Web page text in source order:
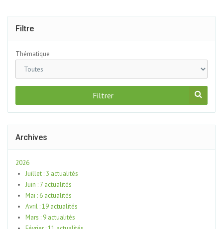
Filtre
Thématique
Filtrer
Archives
2026
Juillet : 3 actualités
Juin : 7 actualités
Mai : 6 actualités
Avril : 19 actualités
Mars : 9 actualités